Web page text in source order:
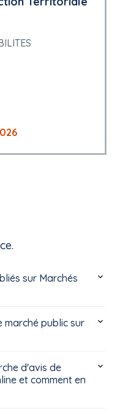
sur Marchés
marché public sur
d'avis de
et comment en